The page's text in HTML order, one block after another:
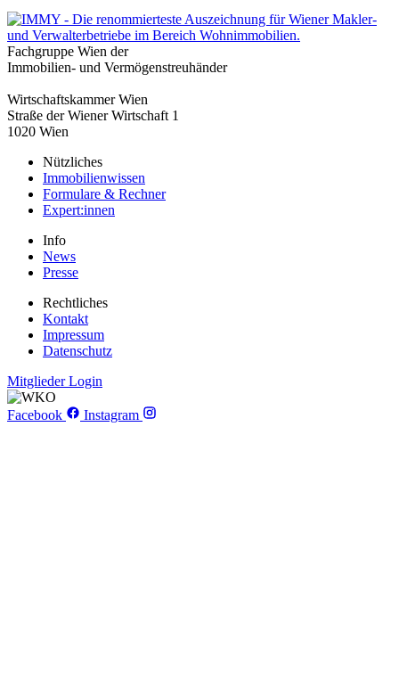
Fachgruppe Wien der
Immobilien- und Vermögenstreuhänder
Wirtschaftskammer Wien
Straße der Wiener Wirtschaft 1
1020 Wien
Nützliches
Immobilienwissen
Formulare & Rechner
Expert:innen
Info
News
Presse
Rechtliches
Kontakt
Impressum
Datenschutz
Mitglieder Login
Facebook Instagram